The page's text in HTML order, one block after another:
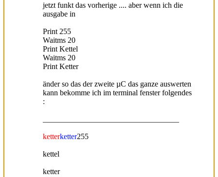
jetzt funkt das vorherige .... aber wenn ich die
ausgabe in
Print 255
Waitms 20
Print Kettel
Waitms 20
Print Ketter
änder so das der zweite µC das ganze auswerten
kann bekomme ich im terminal fenster folgendes
:
ketterketter255
kettel
ketter